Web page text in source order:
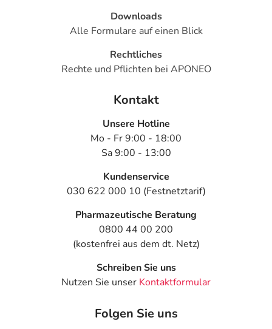
Downloads
Alle Formulare auf einen Blick
Rechtliches
Rechte und Pflichten bei APONEO
Kontakt
Unsere Hotline
Mo - Fr 9:00 - 18:00
Sa 9:00 - 13:00
Kundenservice
030 622 000 10 (Festnetztarif)
Pharmazeutische Beratung
0800 44 00 200
(kostenfrei aus dem dt. Netz)
Schreiben Sie uns
Nutzen Sie unser Kontaktformular
Folgen Sie uns